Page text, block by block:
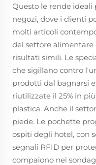
Questo le rende
negozi, dove i clienti
molti articoli
del settore alimentare
risultati simili. Le
che sigillano contro
prodotti dal bagnarsi
riutilizzate il 25% in
plastica. Anche il
piede. Le pochette
ospiti degli hotel, con
segnali RFID per
compaiono nei